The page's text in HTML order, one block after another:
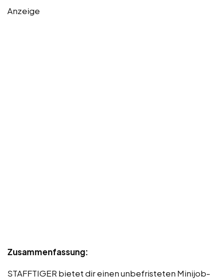
Anzeige
Zusammenfassung:
STAFFTIGER bietet dir einen unbefristeten Minijob-